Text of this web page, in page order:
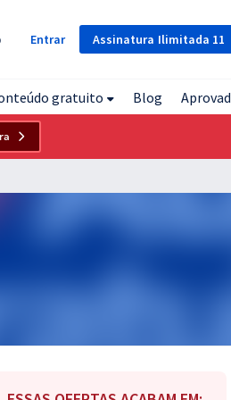
Assinatura Ilimitada 11
Entrar
gratuito Blog